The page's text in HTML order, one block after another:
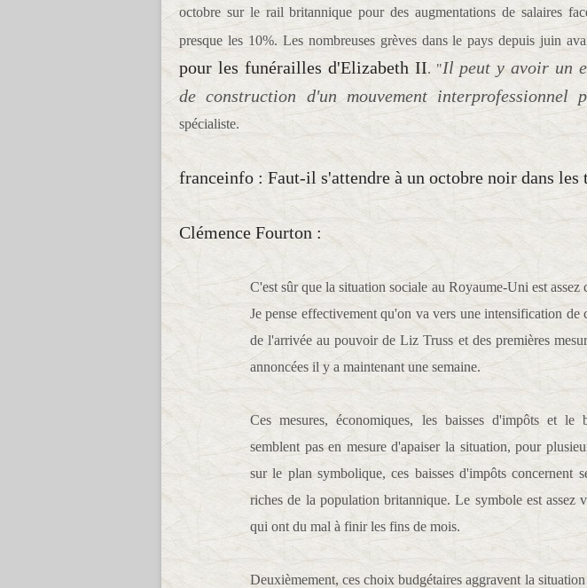
octobre sur le rail britannique pour des augmentations de salaires
presque les 10%. Les nombreuses grèves dans le pays depuis juin
pour les funérailles d'Elizabeth II. "Il peut y avoir un
de construction d'un mouvement interprofessionnel
spécialiste.
franceinfo : Faut-il s'attendre à un octobre noir dans les
Clémence Fourton :
C'est sûr que la situation sociale au Royaume-Uni est
Je pense effectivement qu'on va vers une intensification de
de l'arrivée au pouvoir de Liz Truss et des premières
annoncées il y a maintenant une semaine.
Ces mesures, économiques, les baisses d'impôts et le
semblent pas en mesure d'apaiser la situation, pour
sur le plan symbolique, ces baisses d'impôts concernent
riches de la population britannique. Le symbole est assez
qui ont du mal à finir les fins de mois.
Deuxièmement, ces choix budgétaires aggravent la